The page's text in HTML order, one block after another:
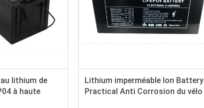
lithium de
à haute
Lithium imperméable Ion Battery
Practical Anti Corrosion du vélo